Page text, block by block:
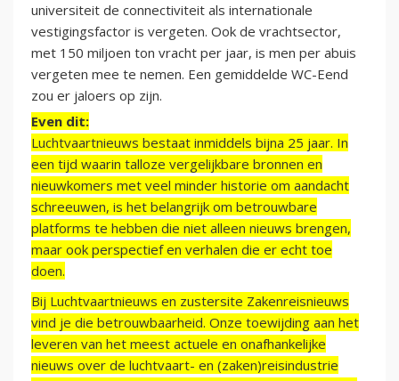
universiteit de connectiviteit als internationale
vestigingsfactor is vergeten. Ook de vrachtsector,
met 150 miljoen ton vracht per jaar, is men per abuis
vergeten mee te nemen. Een gemiddelde WC-Eend
zou er jaloers op zijn.
Even dit:
Luchtvaartnieuws bestaat inmiddels bijna 25 jaar. In
een tijd waarin talloze vergelijkbare bronnen en
nieuwkomers met veel minder historie om aandacht
schreeuwen, is het belangrijk om betrouwbare
platforms te hebben die niet alleen nieuws brengen,
maar ook perspectief en verhalen die er echt toe
doen.
Bij Luchtvaartnieuws en zustersite Zakenreisnieuws
vind je die betrouwbaarheid. Onze toewijding aan het
leveren van het meest actuele en onafhankelijke
nieuws over de luchtvaart- en (zaken)reisindustrie